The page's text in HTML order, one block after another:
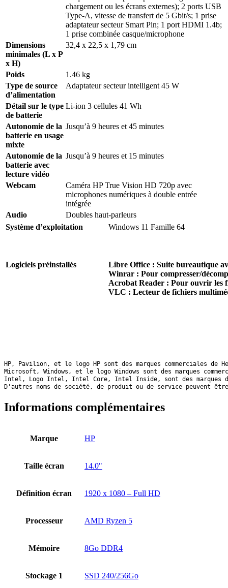
chargement ou les écrans externes); 2 ports USB
Type-A, vitesse de transfert de 5 Gbit/s; 1 prise
adaptateur secteur Smart Pin; 1 port HDMI 1.4b;
1 prise combinée casque/microphone
Dimensions
minimales (L x P
x H)
32,4 x 22,5 x 1,79 cm
Poids
1.46 kg
Type de source
d’alimentation
Adaptateur secteur intelligent 45 W
Détail sur le type
de batterie
Li-ion 3 cellules 41 Wh
Autonomie de la
batterie en usage
mixte
Jusqu’à 9 heures et 45 minutes
Autonomie de la
batterie avec
lecture vidéo
Jusqu’à 9 heures et 15 minutes
Webcam
Caméra HP True Vision HD 720p avec
microphones numériques à double entrée
intégrée
Audio
Doubles haut-parleurs
Système d’exploitation
Windows 11 Famille 64
Logiciels préinstallés
Libre Office : Suite bureautique
Winrar : Pour compresser/
Acrobat Reader : Pour ouvrir les
VLC : Lecteur de fichiers
HP, Pavilion, et le logo HP sont des marques commerciales de
Microsoft, Windows, et le logo Windows sont des marques
Intel, Logo Intel, Intel Core, Intel Inside, sont des marques
D'autres noms de société, de produit ou de service peuvent
Informations complémentaires
Marque HP
Taille écran 14.0"
Définition écran 1920 x 1080 – Full HD
Processeur AMD Ryzen 5
Mémoire 8Go DDR4
Stockage 1 SSD 240/256Go